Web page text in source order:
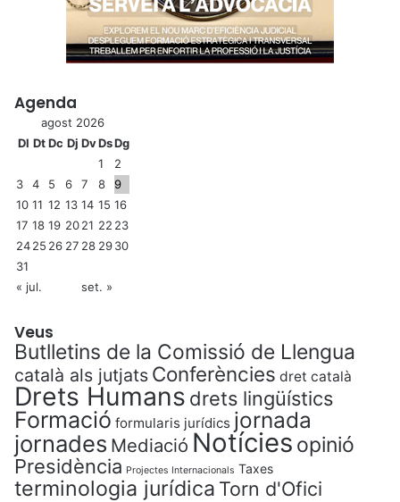
Agenda
agost 2026
Dl DtDc Dj DvDsDg
1
2
3
4 5 6 7 8
9
10 11 12 13 14 15 16
17 18 19 2021 22 23
2425 26 27 28 2930
31
« jul.
set. »
Veus
Butlletins de la Comissió de Llengua
català als jutjats Conferències dret català
Drets Humans drets lingüístics
Formació formularis jurídics jornada
jornades Mediació Notícies opinió
Presidència Projectes Internacionals Taxes
terminologia jurídica Torn d'Ofici